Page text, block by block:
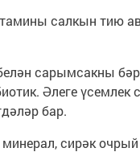
салкын тию
сарымсакны
Әлеге үсемлек
бар.
минерал, сирәк